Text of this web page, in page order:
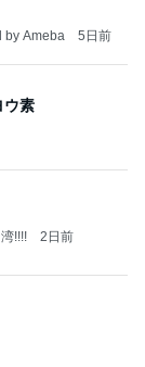
by Ameba 5日前
ウ素
!!!! 2日前